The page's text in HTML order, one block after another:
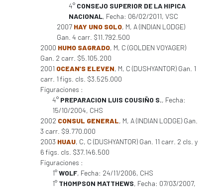
4° CONSEJO SUPERIOR DE LA HIPICA
NACIONAL, Fecha: 06/02/2011, VSC
2007 HAY UNO SOLO, M, A (INDIAN LODGE)
Gan. 4 carr. $11.792.500
2000 HUMO SAGRADO, M, C (GOLDEN VOYAGER)
Gan. 2 carr. $5.105.200
2001 OCEAN'S ELEVEN, M, C (DUSHYANTOR) Gan. 1
carr. 1 figs. cls. $3.525.000
Figuraciones :
4° PREPARACION LUIS COUSIÑO S., Fecha:
15/10/2004, CHS
2002 CONSUL GENERAL, M, A (INDIAN LODGE) Gan.
3 carr. $9.770.000
2003 HUAU, C, C (DUSHYANTOR) Gan. 11 carr. 2 cls. y
6 figs. cls. $37.146.500
Figuraciones :
1°WOLF, Fecha: 24/11/2006, CHS
1° THOMPSON MATTHEWS, Fecha: 07/03/2007,